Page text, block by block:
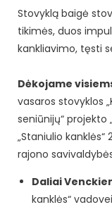
Stovyklą baigė
tikimės, duos
kankliavimo, tęsti
Dėkojame
vasaros stovyklos
seniūnijų“ projekto
„Staniulio
rajono
Daliai
kanklės“